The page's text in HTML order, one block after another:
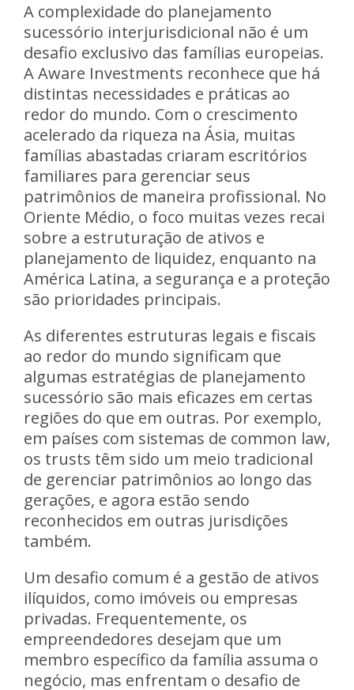
A complexidade do planejamento
sucessório interjurisdicional não é um
desafio exclusivo das famílias europeias.
A Aware Investments reconhece que há
distintas necessidades e práticas ao
redor do mundo. Com o crescimento
acelerado da riqueza na Ásia, muitas
famílias abastadas criaram escritórios
familiares para gerenciar seus
patrimônios de maneira profissional. No
Oriente Médio, o foco muitas vezes recai
sobre a estruturação de ativos e
planejamento de liquidez, enquanto na
América Latina, a segurança e a proteção
são prioridades principais.
As diferentes estruturas legais e fiscais
ao redor do mundo significam que
algumas estratégias de planejamento
sucessório são mais eficazes em certas
regiões do que em outras. Por exemplo,
em países com sistemas de common law,
os trusts têm sido um meio tradicional
de gerenciar patrimônios ao longo das
gerações, e agora estão sendo
reconhecidos em outras jurisdições
também.
Um desafio comum é a gestão de ativos
ilíquidos, como imóveis ou empresas
privadas. Frequentemente, os
empreendedores desejam que um
membro específico da família assuma o
negócio, mas enfrentam o desafio de